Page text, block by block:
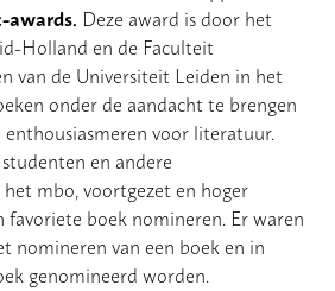
Deze award is door het
Holland en de Faculteit
van de Universiteit Leiden in het
onder de aandacht te brengen
voor literatuur.
en andere
mbo, voortgezet en hoger
boek nomineren. Er waren
nomineren van een boek en in
genomineerd worden.